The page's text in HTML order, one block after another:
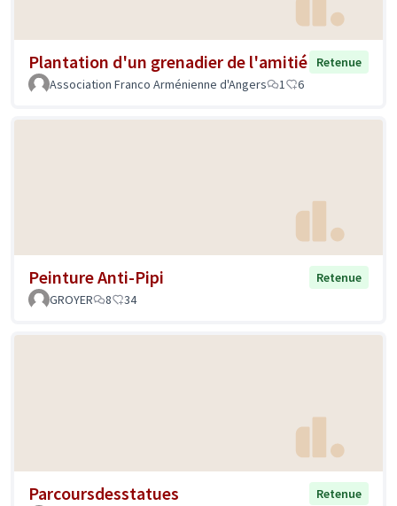
Plantation d'un grenadier de l'amitié
Retenue
Association Franco Arménienne d'Angers
1 6
Peinture Anti-Pipi
Retenue
GROYER
8 34
Parcoursdesstatues
Retenue